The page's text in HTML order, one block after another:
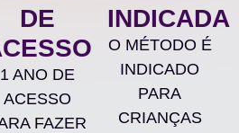
DE
1 ANO DE
ACESSO
FAZER
INDICADA
O MÉTODO É
INDICADO
PARA
CRIANÇAS